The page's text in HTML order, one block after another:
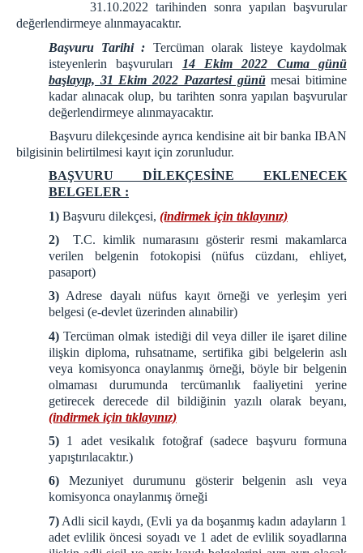
31.10.2022 tarihinden sonra yapılan başvurular
değerlendirmeye alınmayacaktır.
Başvuru Tarihi : Tercüman olarak listeye kaydolmak
isteyenlerin başvuruları
14 Ekim 2022 Cuma günü
başlayıp, 31 Ekim 2022 Pazartesi günümesai bitimine
kadar alınacak olup, bu tarihten sonra yapılan başvurular
değerlendirmeye alınmayacaktır.
Başvuru dilekçesinde ayrıca kendisine ait bir banka IBAN
bilgisinin belirtilmesi kayıt için zorunludur.
BAŞVURU DİLEKÇESİNE EKLENECEK
BELGELER :
1) Başvuru dilekçesi, (indirmek için tıklayınız)
2)
T.C. kimlik numarasını gösterir resmi makamlarca
verilen belgenin fotokopisi (nüfus cüzdanı, ehliyet,
pasaport)
3) Adrese dayalı nüfus kayıt örneği ve yerleşim yeri
belgesi (e-devlet üzerinden alınabilir)
4) Tercüman olmak istediği dil veya diller ile işaret diline
ilişkin diploma, ruhsatname, sertifika gibi belgelerin aslı
veya komisyonca onaylanmış örneği, böyle bir belgenin
olmaması durumunda tercümanlık faaliyetini yerine
getirecek derecede dil bildiğinin yazılı olarak beyanı,
(indirmek için tıklayınız)
5) 1 adet vesikalık fotoğraf (sadece başvuru formuna
yapıştırılacaktır.)
6) Mezuniyet durumunu gösterir belgenin aslı veya
komisyonca onaylanmış örneği
7) Adli sicil kaydı, (Evli ya da boşanmış kadın adayların 1
adet evlilik öncesi soyadı ve 1 adet de evlilik soyadlarına